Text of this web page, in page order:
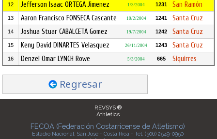
12 Jefferson Isaac ORTEGA Jimenez 1/3/2004 1231 San Ramón
13 Aaron Francisco FONSECA Cascante 10/2/2004 1241 Santa Cruz
14 Joshua Stuar CABALCETA Gomez 19/7/2004 1242 Santa Cruz
15 Keny David DINARTES Velasquez 26/11/2004 1243 Santa Cruz
16 Denzel Omar LYNCH Rowe 5/3/2004 665 Siquirres
Regresar
REVSYS ®
Athletics
FECOA (Federación Costarricense de Atletismo)
Estadio Nacional, San José - Costa Rica - Tel. (506) 2549-0950